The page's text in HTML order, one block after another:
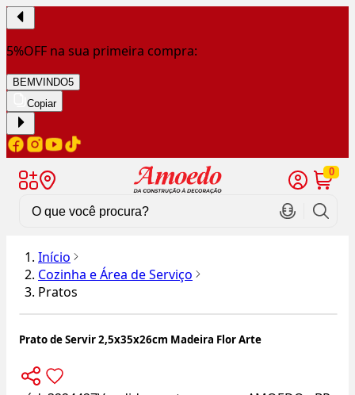
5%OFF na sua primeira compra:
BEMVINDO5
Copiar
0
Início
Cozinha e Área de Serviço
Pratos
Prato de Servir 2,5x35x26cm Madeira Flor Arte